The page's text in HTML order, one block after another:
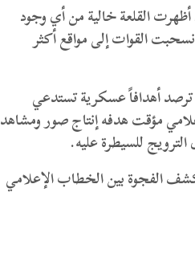
القلعة خالية من أي وجود
القوات إلى مواقع أكثر
أهدافاً عسكرية تستدعي
مؤقت هدفه إنتاج صور ومشاهد
للسيطرة عليه.
الفجوة بين الخطاب الإعلامي